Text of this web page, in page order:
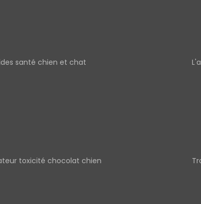
santé chien et chat
toxicité chocolat chien